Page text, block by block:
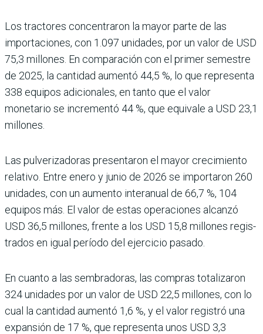
Los tractores concentraron la mayor parte de las
importacio­nes, con 1.097 unidades, por un valor de USD
75,3 millones. En comparación con el primer semestre
de 2025, la can­tidad aumentó 44,5 %, lo que representa
338 equipos adicionales, en tanto que el valor
monetario se incre­mentó 44 %, que equivale a USD 23,1
millones.
Las pulverizadoras presen­taron el mayor crecimiento
relativo. Entre enero y junio de 2026 se importaron 260
unidades, con un aumento interanual de 66,7 %, 104
equipos más. El valor de estas operaciones alcanzó
USD 36,5 millones, frente a los USD 15,8 millones regis­
trados en igual período del ejercicio pasado.
En cuanto a las sembradoras, las com­pras totalizaron
324 uni­dades por un valor de USD 22,5 millones, con lo
cual la cantidad aumentó 1,6 %, y el valor registró una
expan­sión de 17 %, que representa unos USD 3,3